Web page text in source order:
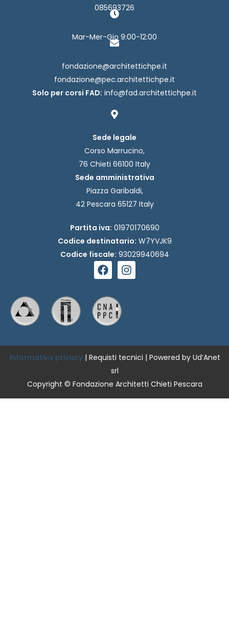
085693726
Mar-Mer-Gio 9:00-12:00
fondazione@architettichpe.it
fondazione@pec.architettichpe.it
Solo per corsi FAD: info@fad.architettichpe.it
Sede legale
Corso Marrucino,
76 Chieti 66100 Italy
Sede amministrativa
Piazza Garibaldi,
42 Pescara 65127 Italy
Partita iva: 01970170690
Codice destinatario: W7YVJK9
Codice fiscale: 93029940694
F
a
e
b
o
o
I
n
m
Informativa privacy | Requisti tecnici | Powered by Ud’Anet
srl
Copyright © Fondazione Architetti Chieti Pescara